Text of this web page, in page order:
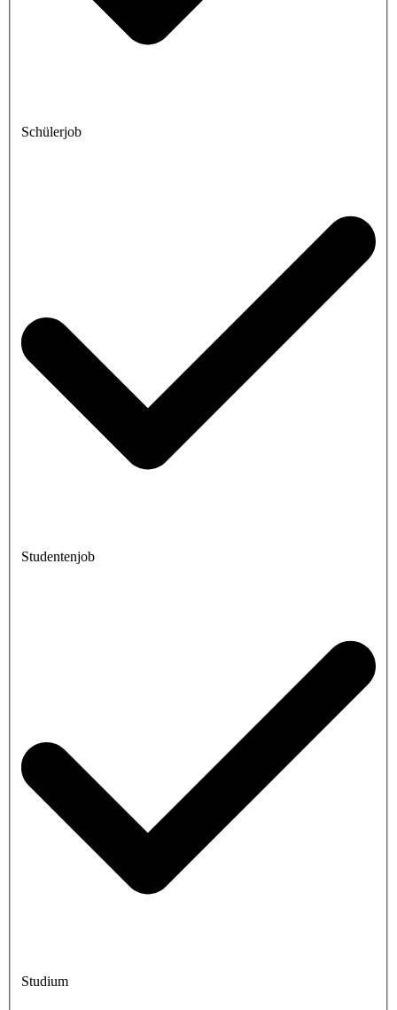
Schülerjob
Studentenjob
Studium